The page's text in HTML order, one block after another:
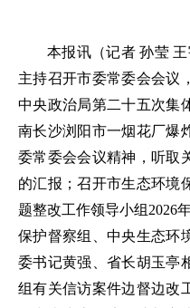
本报讯（记者 孙莹
主持召开市委常委会会议
中央政治局第二十五次集
南长沙浏阳市一烟花厂爆
委常委会会议精神，听取
的汇报；召开市生态环境
题整改工作领导小组2026
保护督察组、中央生态环
委书记黄强、省长胡玉亭
组有关信访案件边督边改